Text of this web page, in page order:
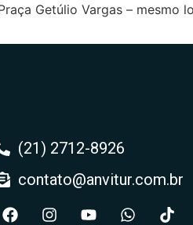
Getúlio Vargas – mesmo
(21) 2712-8926
contato@anvitur.com.br